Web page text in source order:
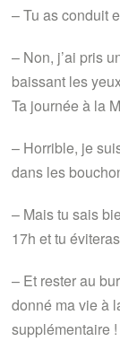
– Tu as conduit
– Non, j’ai pris
baissant les
Ta journée à la
– Horrible, je
dans les
– Mais tu sais
17h et tu
– Et rester au
donné ma vie à
supplémentaire !